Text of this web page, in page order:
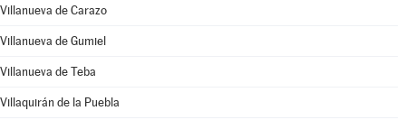
Villanueva de Carazo
Villanueva de Gumiel
Villanueva de Teba
Villaquirán de la Puebla